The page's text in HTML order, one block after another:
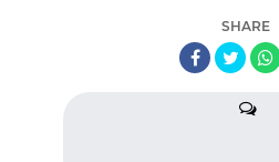
SHARE